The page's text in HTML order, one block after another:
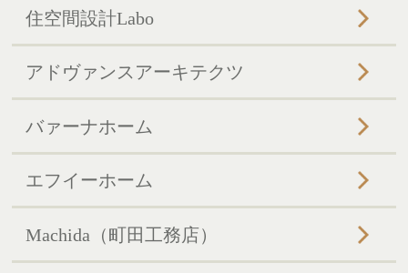
住空間設計Labo
アドヴァンスアーキテクツ
バァーナホーム
エフイーホーム
Machida（町田工務店）